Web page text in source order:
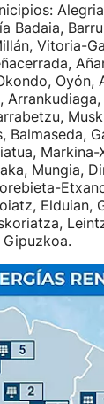
Badaia,
Vitoria-
Oyón,
Balmaseda,
Markina-
Mungia,
Elduian,